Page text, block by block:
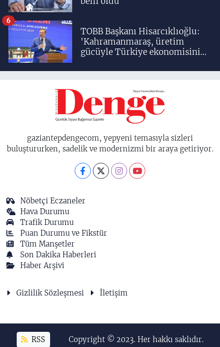
TOBB Başkanı Hisarcıklıoğlu:
'Kahramanmaraş, üretim
gücüyle Türkiye ekonomisinin
birisidir'
6
gaziantepdengecom, yepyeni temasıyla sizleri
buluştururken, sadelik ve modernizmi bir araya getiriyor.
Nöbetçi Eczaneler
Hava Durumu
Trafik Durumu
Puan Durumu ve Fikstür
Tüm Manşetler
Son Dakika Haberleri
Haber Arşivi
Gizlilik Sözleşmesi İletişim
RSS Copyright © 2023. Her hakkı saklıdır.